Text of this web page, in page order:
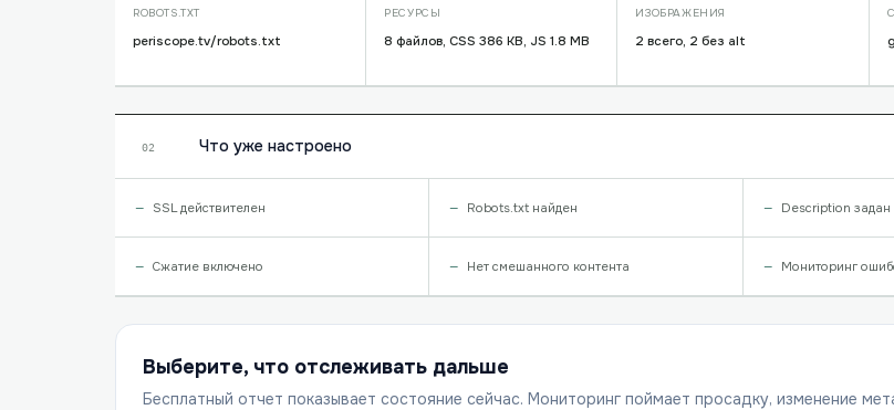
ROBOTS.TXT
periscope.tv/robots.txt
РЕСУРСЫ
8 файлов, CSS 386 KB, JS 1.8 MB
ИЗОБРАЖЕНИЯ
2 всего, 2 без alt
02 Что уже настроено
SSL действителен Robots.txt найден Description задан
Сжатие включено Нет смешанного контента Мониторинг
Выберите, что отслеживать дальше
Бесплатный отчет показывает состояние сейчас. Мониторинг поймает просадку, изменение